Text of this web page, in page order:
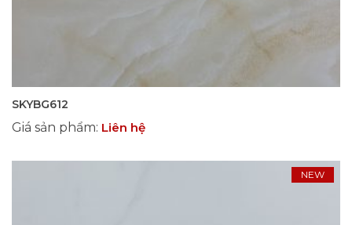
SKYBG612
Giá sản phẩm: Liên hệ
NEW